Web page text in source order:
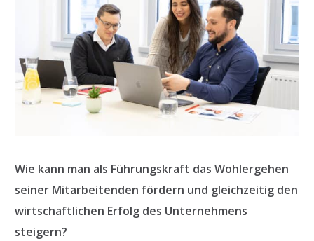
Wie kann man als Führungskraft das Wohlergehen
seiner Mitarbeitenden fördern und gleichzeitig den
wirtschaftlichen Erfolg des Unternehmens
steigern?